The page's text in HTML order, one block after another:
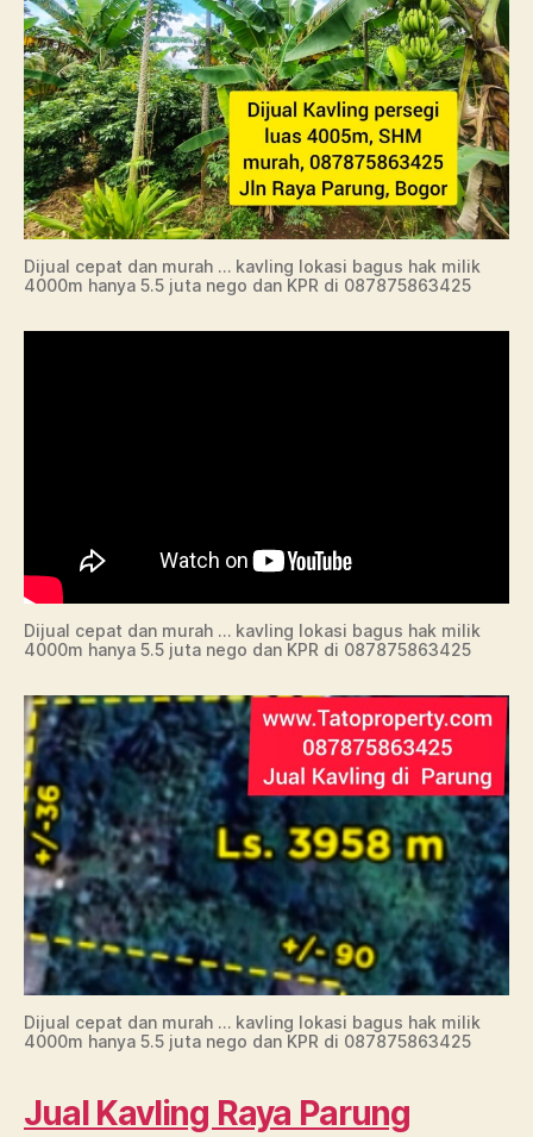
Dijual cepat dan murah … kavling lokasi bagus hak milik
4000m hanya 5.5 juta nego dan KPR di 087875863425
Dijual cepat dan murah … kavling lokasi bagus hak milik
4000m hanya 5.5 juta nego dan KPR di 087875863425
Dijual cepat dan murah … kavling lokasi bagus hak milik
4000m hanya 5.5 juta nego dan KPR di 087875863425
Jual Kavling Raya Parung